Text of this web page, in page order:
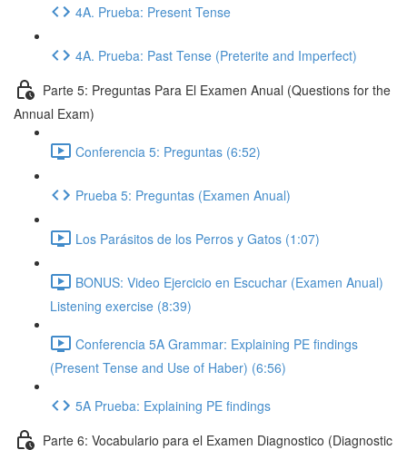
4A. Prueba: Present Tense
4A. Prueba: Past Tense (Preterite and Imperfect)
Parte 5: Preguntas Para El Examen Anual (Questions for the
Annual Exam)
Conferencia 5: Preguntas (6:52)
Prueba 5: Preguntas (Examen Anual)
Los Parásitos de los Perros y Gatos (1:07)
BONUS: Video Ejercicio en Escuchar (Examen Anual)
Listening exercise (8:39)
Conferencia 5A Grammar: Explaining PE findings
(Present Tense and Use of Haber) (6:56)
5A Prueba: Explaining PE findings
Parte 6: Vocabulario para el Examen Diagnostico (Diagnostic